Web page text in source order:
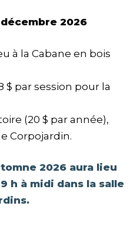
2026
à la Cabane en bois
$ par session pour la
(20 $ par année),
Corpojardin.
2026 aura lieu
h à midi dans la salle